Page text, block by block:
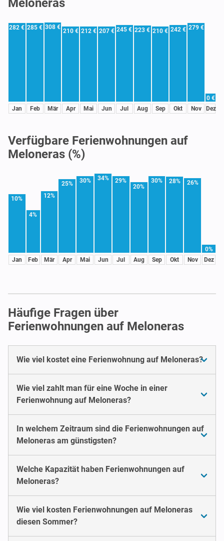
Meloneras
282 €
Jan
285 €
Feb
308 €
Mär
210 €
Apr
212 €
Mai
207 €
Jun
245 €
Jul
223 €
Aug
210 €
Sep
242 €
Okt
279 €
Nov
0 €
Dez
Verfügbare Ferienwohnungen auf
Meloneras (%)
10%
Jan
4%
Feb
12%
Mär
25%
Apr
30%
Mai
34%
Jun
29%
Jul
20%
Aug
30%
Sep
28%
Okt
26%
Nov
0%
Dez
Häufige Fragen über
Ferienwohnungen auf Meloneras
Wie viel kostet eine Ferienwohnung auf Meloneras?
Wie viel zahlt man für eine Woche in einer
Ferienwohnung auf Meloneras?
In welchem Zeitraum sind die Ferienwohnungen auf
Meloneras am günstigsten?
Welche Kapazität haben Ferienwohnungen auf
Meloneras?
Wie viel kosten Ferienwohnungen auf Meloneras
diesen Sommer?